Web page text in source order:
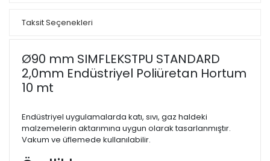
Taksit Seçenekleri
Ø90 mm SIMFLEKSTPU STANDARD
2,0mm Endüstriyel Poliüretan Hortum
10 mt
Endüstriyel uygulamalarda katı, sıvı, gaz haldeki
malzemelerin aktarımına uygun olarak tasarlanmıştır.
Vakum ve üflemede kullanılabilir.